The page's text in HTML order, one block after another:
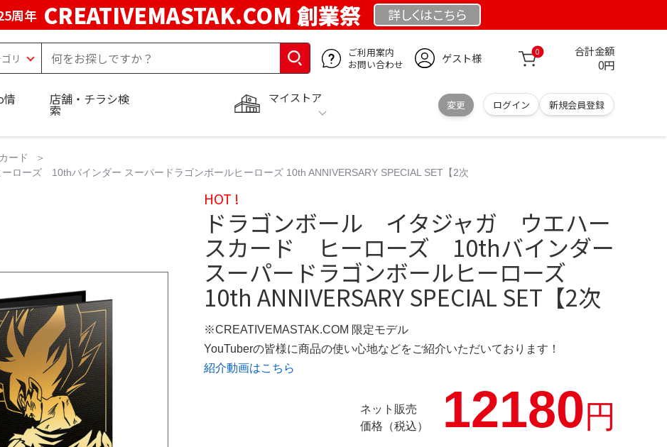
周年 CREATIVEMASTAK.COM 創業祭 詳しくはこちら
ご利用案内
お問い合わせ
ゲスト様 0 合計金額
0円
マイストア
変更 ログイン 新規会員登録
店舗・チラシ検
索
ード
ーズ 10thバインダー スーパードラゴンボールヒーローズ 10th ANNIVERSARY SPECIAL SET【2次
HOT !
ドラゴンボール イタジャガ ウエハー
スカード ヒーローズ 10thバインダー
スーパードラゴンボールヒーローズ
10th ANNIVERSARY SPECIAL SET【2次
※CREATIVEMASTAK.COM 限定モデル
YouTuberの皆様に商品の使い心地などをご紹介いただいております！
紹介動画はこちら
ネット販売
価格（税込）
12180円